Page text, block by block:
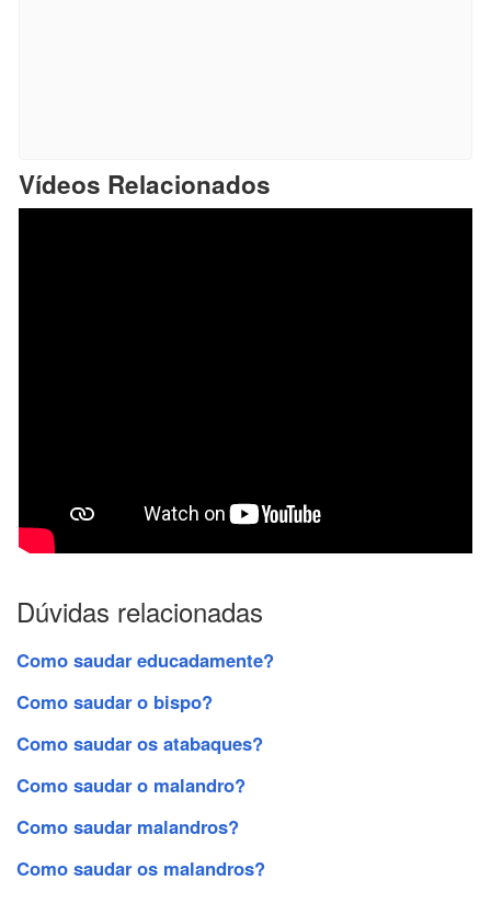
Vídeos Relacionados
Dúvidas relacionadas
Como saudar educadamente?
Como saudar o bispo?
Como saudar os atabaques?
Como saudar o malandro?
Como saudar malandros?
Como saudar os malandros?